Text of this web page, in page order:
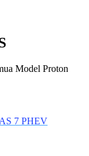
Model Proton
7 PHEV